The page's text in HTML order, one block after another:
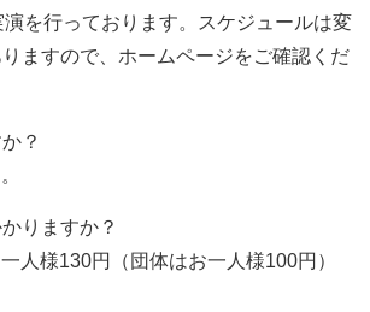
を行っております。スケジュールは変
ますので、ホームページをご確認くだ
？
りますか？
人様130円（団体はお一人様100円）